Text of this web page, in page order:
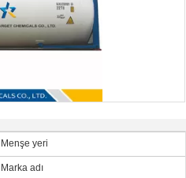
Menşe yeri
Marka adı